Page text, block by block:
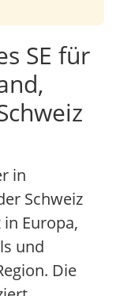
SE für
in
Schweiz
Europa,
und
Die